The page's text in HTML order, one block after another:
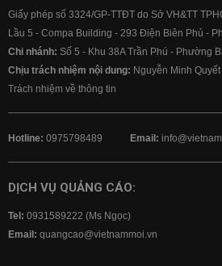
Giấy phép số 3324/GP-TTĐT do Sở VH&TT
Lầu 5 - Compa Building - 293 Điện Biên Phủ -
Chi nhánh: Số 5 - Khu 38A Trần Phú - Phường
Chịu trách nhiệm nội dung: Nguyễn Minh Quyết
Trách nhiệm về thông tin
Hotline: 0975798489 Email:
DỊCH VỤ QUẢNG CÁO:
Tel: 0931589222 (Ms Ngọc)
Email: quangcao@vietnammoi.vn